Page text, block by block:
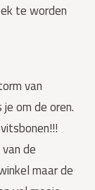
te worden
van
om de oren.
de
maar de